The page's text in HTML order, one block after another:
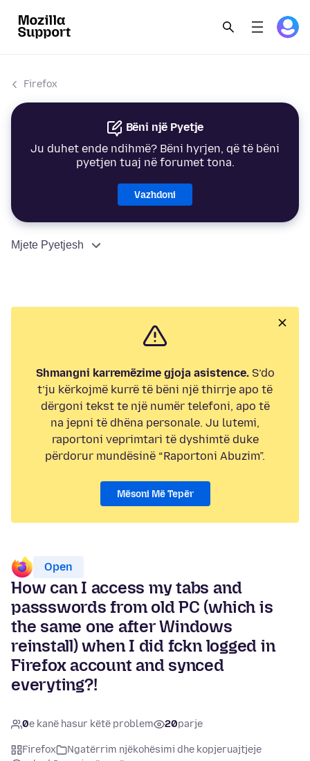
Firefox
Bëni një Pyetje
Ju duhet ende ndihmë? Bëni hyrjen, që të bëni
pyetjen tuaj në forumet tona.
Vazhdoni
Mjete Pyetjesh
Shmangni karremëzime gjoja asistence.S’do
t’ju kërkojmë kurrë të bëni një thirrje apo të
dërgoni tekst te një numër telefoni, apo të
na jepni të dhëna personale. Ju lutemi,
raportoni veprimtari të dyshimtë duke
përdorur mundësinë “Raportoni Abuzim”.
Mësoni Më Tepër
Open
How can I access my tabs and
passswords from old PC (which is
the same one after Windows
reinstall) when I did fckn logged in
Firefox account and synced
everyting?!
0e kanë hasur këtë problem 20parje
Firefox
Ngatërrim njëkohësimi dhe kopjeruajtjeje